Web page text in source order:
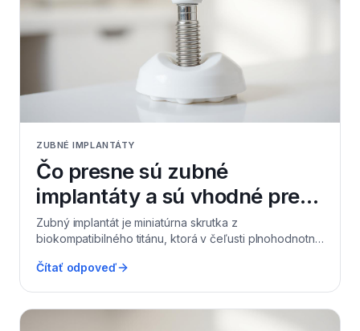
ZUBNÉ IMPLANTÁTY
Čo presne sú zubné
implantáty a sú vhodné pre
každého?
Zubný implantát je miniatúrna skrutka z
biokompatibilného titánu, ktorá v čeľusti plnohodnotne
pre korunku, mostík alebo hybridnú náhradu. V
Čítať odpoveď